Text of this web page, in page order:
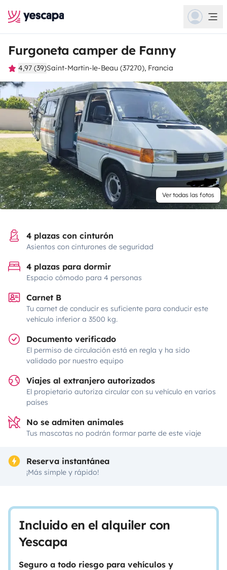
Furgoneta camper de Fanny
4,97 (39)Saint-Martin-le-Beau (37270), Francia
Ver todas las fotos
4 plazas con cinturón
Asientos con cinturones de seguridad
4 plazas para dormir
Espacio cómodo para 4 personas
Carnet B
Tu carnet de conducir es suficiente para conducir este
vehículo inferior a 3500 kg.
Documento verificado
El permiso de circulación está en regla y ha sido
validado por nuestro equipo
Viajes al extranjero autorizados
El propietario autoriza circular con su vehículo en varios
países
No se admiten animales
Tus mascotas no podrán formar parte de este viaje
Reserva instantánea
¡Más simple y rápido!
Incluido en el alquiler con
Yescapa
Seguro a todo riesgo para vehículos y